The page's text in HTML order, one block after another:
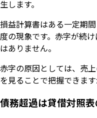
生します。
損益計算書はある一定期
度の現象です。赤字が続
はありません。
赤字の原因としては、売
を見ることで把握できま
債務超過は貸借対照